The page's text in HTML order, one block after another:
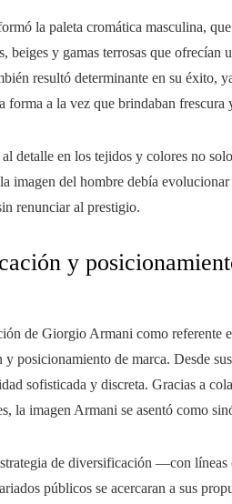
la paleta cromática masculina,
beiges y gamas terrosas que ofrecían
resultó determinante en su éxito,
forma a la vez que brindaban frescura
detalle en los tejidos y colores no
imagen del hombre debía
renunciar al prestigio.
y
de Giorgio Armani como referente
y posicionamiento de marca. Desde
sofisticada y discreta. Gracias a
la imagen Armani se asentó como
de diversificación —con
públicos se acercaran a sus